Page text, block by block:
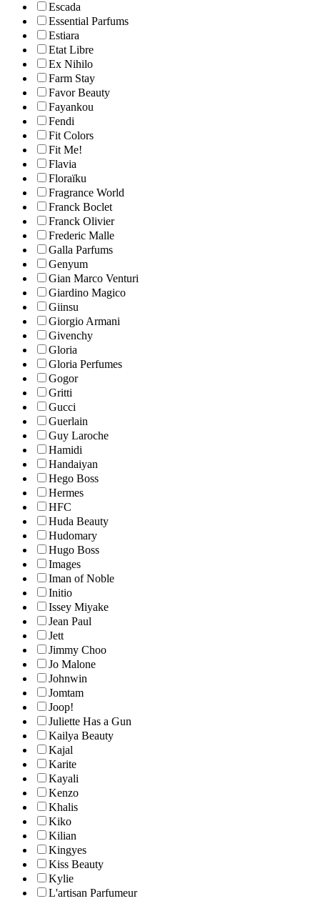
Escada
Essential Parfums
Estiara
Etat Libre
Ex Nihilo
Farm Stay
Favor Beauty
Fayankou
Fendi
Fit Colors
Fit Me!
Flavia
Floraïku
Fragrance World
Franck Boclet
Franck Olivier
Frederic Malle
Galla Parfums
Genyum
Gian Marco Venturi
Giardino Magico
Giinsu
Giorgio Armani
Givenchy
Gloria
Gloria Perfumes
Gogor
Gritti
Gucci
Guerlain
Guy Laroche
Hamidi
Handaiyan
Hego Boss
Hermes
HFC
Huda Beauty
Hudomary
Hugo Boss
Images
Iman of Noble
Initio
Issey Miyake
Jean Paul
Jett
Jimmy Choo
Jo Malone
Johnwin
Jomtam
Joop!
Juliette Has a Gun
Kailya Beauty
Kajal
Karite
Kayali
Kenzo
Khalis
Kiko
Kilian
Kingyes
Kiss Beauty
Kylie
L'artisan Parfumeur